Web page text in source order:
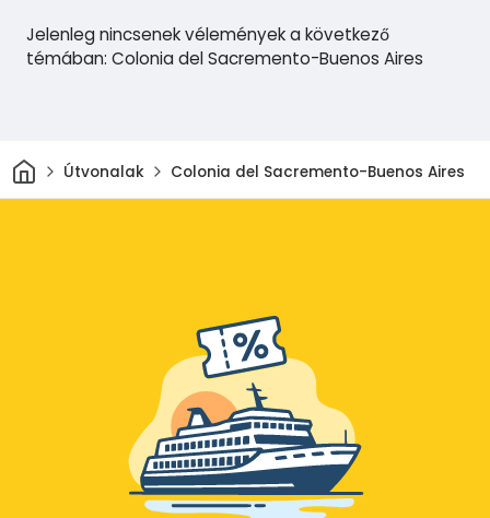
Jelenleg nincsenek vélemények a következő
témában: Colonia del Sacremento-Buenos Aires
Otthon
Útvonalak Colonia del Sacremento-Buenos Aires